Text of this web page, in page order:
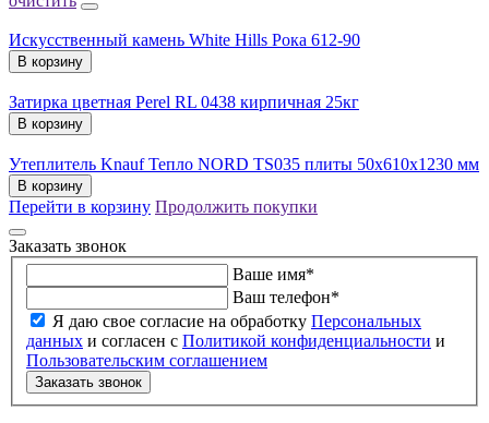
Искусственный камень White Hills Рока 612-90
В корзину
Затирка цветная Perel RL 0438 кирпичная 25кг
В корзину
Утеплитель Knauf Тепло NORD TS035 плиты 50х610х1230 мм
В корзину
Перейти в корзину Продолжить покупки
Заказать звонок
Ваше имя*
Ваш телефон*
Я даю свое согласие на обработку Персональных
данных и согласен с Политикой конфиденциальности и
Пользовательским соглашением
Заказать звонок